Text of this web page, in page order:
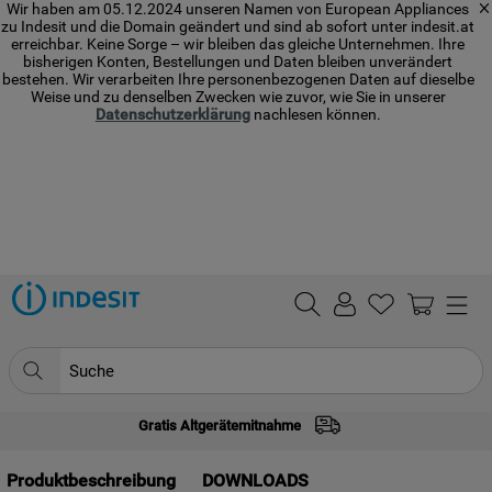
Wir haben am 05.12.2024 unseren Namen von European Appliances
zu Indesit und die Domain geändert und sind ab sofort unter indesit.at
erreichbar. Keine Sorge – wir bleiben das gleiche Unternehmen. Ihre
bisherigen Konten, Bestellungen und Daten bleiben unverändert
bestehen. Wir verarbeiten Ihre personenbezogenen Daten auf dieselbe
Weise und zu denselben Zwecken wie zuvor, wie Sie in unserer
Datenschutzerklärungnachlesen können.
Gratis Altgerätemitnahme
Produktbeschreibung DOWNLOADS
TOP SEARCHES
1. waschmaschine